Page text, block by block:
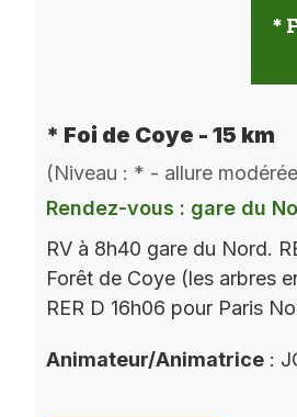
*
* Foi de Coye - 15 km
(Niveau : * - allure
Rendez-vous : gare du
RV à 8h40 gare du Nord.
Forêt de Coye (les arbres
RER D 16h06 pour Paris
Animateur/Animatrice :